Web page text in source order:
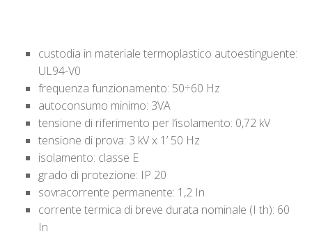
custodia in materiale termoplastico autoestinguente:
UL94-V0
frequenza funzionamento: 50÷60 Hz
autoconsumo minimo: 3VA
tensione di riferimento per l’isolamento: 0,72 kV
tensione di prova: 3 kV x 1’ 50 Hz
isolamento: classe E
grado di protezione: IP 20
sovracorrente permanente: 1,2 In
corrente termica di breve durata nominale (I th): 60
In